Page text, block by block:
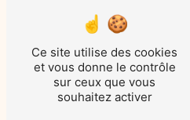
** Les données
traitants dans le seul
Itteville
droit d’introduire une
des Murs À Aubin,
la période de prise de
téléphonique,
Ce site utilise des cookies
et vous donne le contrôle
sur ceux que vous
souhaitez activer